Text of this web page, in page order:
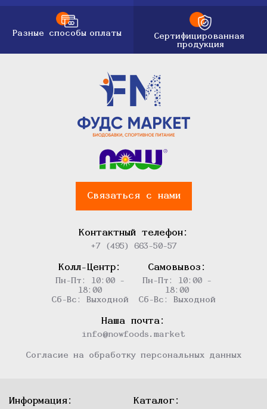
Разные способы оплаты
Сертифицированная
продукция
Связаться с нами
Контактный телефон:
+7 (495) 663-50-57
Колл-Центр:
Пн-Пт: 10:00 -
18:00
Сб-Вс: Выходной
Самовывоз:
Пн-Пт: 10:00 -
18:00
Сб-Вс: Выходной
Наша почта:
info@nowfoods.market
Согласие на обработку персональных данных
Информация: Каталог: